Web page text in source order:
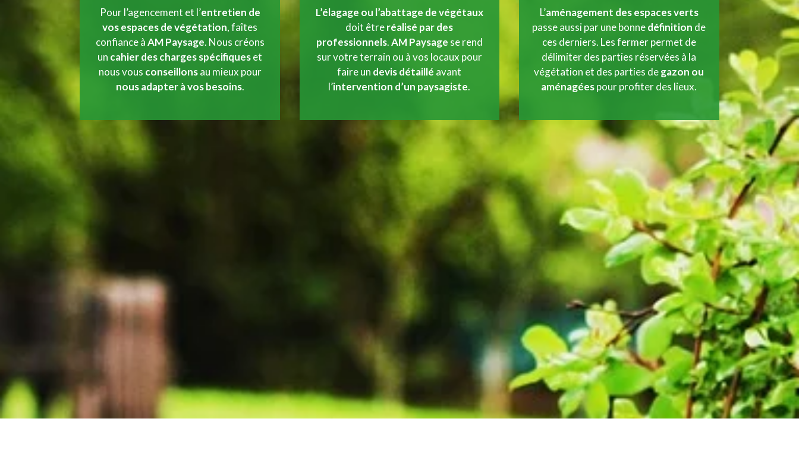
Pour l’agencement et l’entretien de
vos espaces de végétation, faîtes
confiance àAM Paysage. Nous créons
un cahier des charges spécifiqueset
nous vous conseillonsau mieux pour
nous adapter à vos besoins.
L’élagage ou l’abattage de végétaux
doit êtreréalisé par des
professionnels.AM Paysage se rend
sur votre terrain ou à vos locaux pour
faire un devis détaillé avant
l’intervention d’un paysagiste.
L’aménagement desespaces verts
passe aussi par une bonnedéfinition de
ces derniers. Les fermer permet de
délimiter des parties réservées à la
végétation et des parties degazon ou
aménagéespour profiter des lieux.